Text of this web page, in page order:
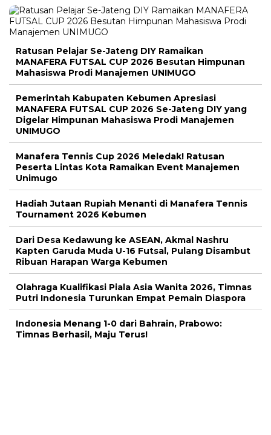
Ratusan Pelajar Se-Jateng DIY Ramaikan
MANAFERA FUTSAL CUP 2026 Besutan Himpunan
Mahasiswa Prodi Manajemen UNIMUGO
Pemerintah Kabupaten Kebumen Apresiasi
MANAFERA FUTSAL CUP 2026 Se-Jateng DIY yang
Digelar Himpunan Mahasiswa Prodi Manajemen
UNIMUGO
Manafera Tennis Cup 2026 Meledak! Ratusan
Peserta Lintas Kota Ramaikan Event Manajemen
Unimugo
Hadiah Jutaan Rupiah Menanti di Manafera Tennis
Tournament 2026 Kebumen
Dari Desa Kedawung ke ASEAN, Akmal Nashru
Kapten Garuda Muda U-16 Futsal, Pulang Disambut
Ribuan Harapan Warga Kebumen
Olahraga Kualifikasi Piala Asia Wanita 2026, Timnas
Putri Indonesia Turunkan Empat Pemain Diaspora
Indonesia Menang 1-0 dari Bahrain, Prabowo:
Timnas Berhasil, Maju Terus!